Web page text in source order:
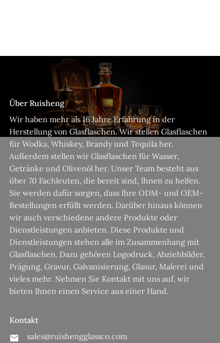
Über Ruisheng
Wir haben mehr als 16 Jahre Erfahrung in der
Herstellung von Glasflaschen. Wir stellen Glasflaschen
für Wodka, Whiskey, Brandy und Tequila her.
Außerdem stellen wir Glasflaschen für Wasser,
Getränke und Olivenöl her. Unser Team besteht aus
über 70 Fachleuten, die bereit sind, Ihnen zu helfen.
Sie werden dafür sorgen, dass Ihre ODM- und OEM-
Bestellungen erfüllt werden. Darüber hinaus können
wir auch verschiedene andere Produkte oder
Dienstleistungen anbieten. Diese Produkte und
Dienstleistungen stehen alle im Zusammenhang mit
Glasflaschen. Dazu gehören Logodruck, Abziehbilder,
Prägung, Gravur, Galvanisierung, Glasur, Malerei und
vieles mehr. Nehmen Sie Kontakt mit uns auf, wir
bieten Ihnen einen Service aus einer Hand.
Kontakt
sales@ruishengglassco.com